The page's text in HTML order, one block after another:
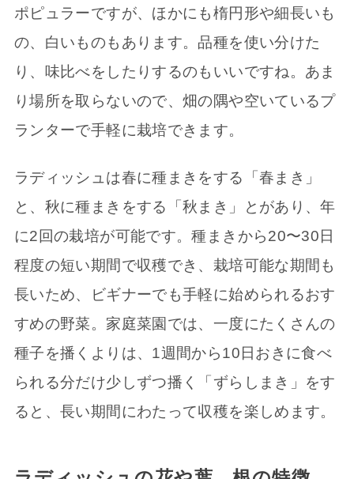
ポピュラーですが、ほかにも楕円形や細長いも
の、白いものもあります。品種を使い分けた
り、味比べをしたりするのもいいですね。あま
り場所を取らないので、畑の隅や空いているプ
ランターで手軽に栽培できます。
ラディッシュは春に種まきをする「春まき」
と、秋に種まきをする「秋まき」とがあり、年
に2回の栽培が可能です。種まきから20〜30日
程度の短い期間で収穫でき、栽培可能な期間も
長いため、ビギナーでも手軽に始められるおす
すめの野菜。家庭菜園では、一度にたくさんの
種子を播くよりは、1週間から10日おきに食べ
られる分だけ少しずつ播く「ずらしまき」をす
ると、長い期間にわたって収穫を楽しめます。